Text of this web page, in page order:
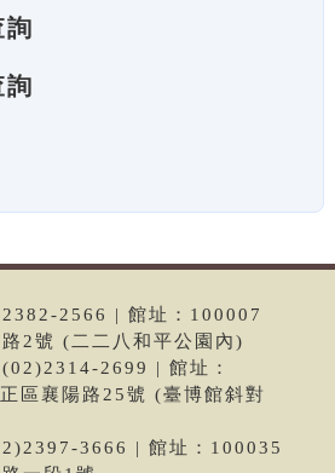
詢
詢
2566 | 館址：100007
2號 (二二八和平公園內)
2699 | 館址：
區襄陽路25號 (臺博館斜對
3666 | 館址：100035